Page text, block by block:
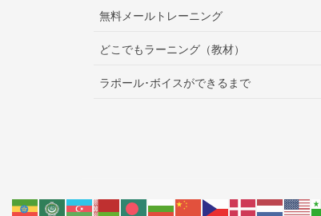
無料メールトレーニング
どこでもラーニング（教材）
ラポール･ボイスができるまで